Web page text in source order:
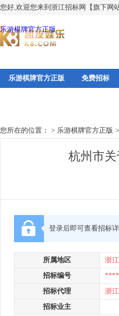
您好,欢迎您来到浙江招标网【旗下网站
乐游棋牌官方正版
乐游棋牌官方正版 免费招标
您所在的位置： > 乐游棋牌官方正版 >
杭州市
登录后即可查看招标
所属地区 浙江
招标编号
招标代理 浙
招标业主